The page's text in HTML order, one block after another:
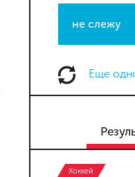
не слежу
Еще
Хоккей